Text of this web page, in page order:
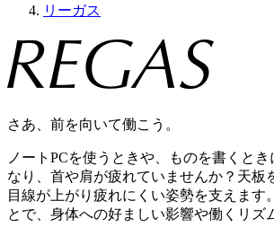
リーガス
さあ、前を向いて働こう。
ノートPCを使うときや、ものを書くと
なり、首や肩が疲れていませんか？天板
目線が上がり疲れにくい姿勢を支えます
とで、身体への好ましい影響や働くリズ